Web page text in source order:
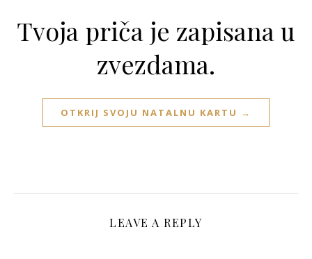
Tvoja priča je zapisana u
zvezdama.
OTKRIJ SVOJU NATALNU KARTU →
LEAVE A REPLY